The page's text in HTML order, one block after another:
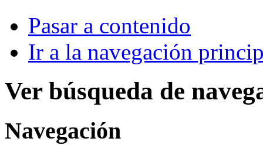
Pasar a contenido
Ir a la navegación
Ver búsqueda de
Navegación